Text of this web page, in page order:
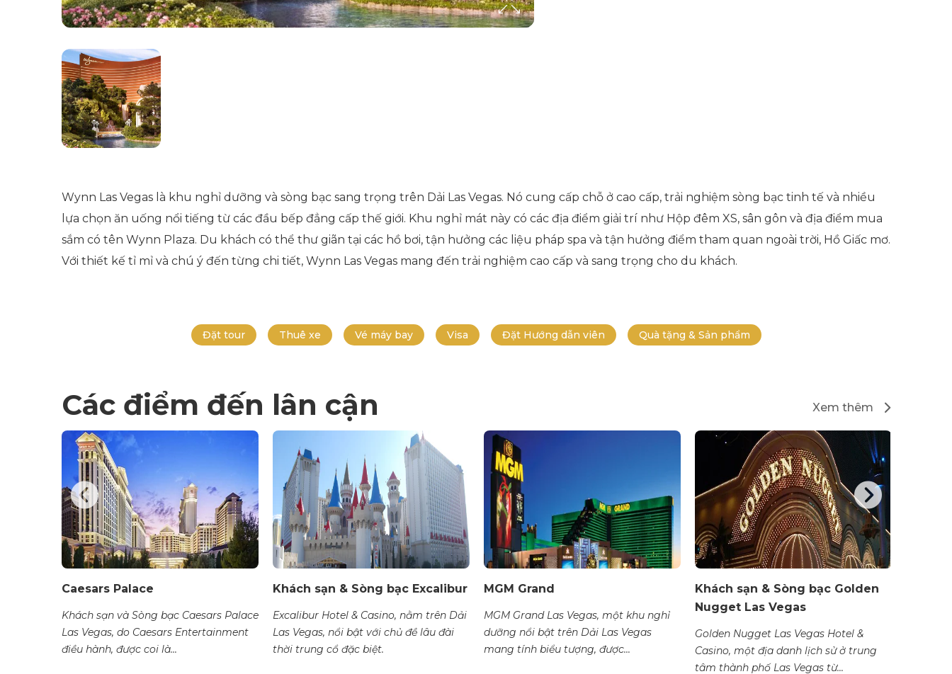
Wynn Las Vegas là khu nghỉ dưỡng và sòng bạc sang trọng trên Dải Las Vegas. Nó cung cấp chỗ ở cao cấp, trải nghiệm sòng bạc tinh tế và nhiều
lựa chọn ăn uống nổi tiếng từ các đầu bếp đẳng cấp thế giới. Khu nghỉ mát này có các địa điểm giải trí như Hộp đêm XS, sân gôn và địa điểm mua
sắm có tên Wynn Plaza. Du khách có thể thư giãn tại các hồ bơi, tận hưởng các liệu pháp spa và tận hưởng điểm tham quan ngoài trời, Hồ Giấc mơ.
Với thiết kế tỉ mỉ và chú ý đến từng chi tiết, Wynn Las Vegas mang đến trải nghiệm cao cấp và sang trọng cho du khách.
Đặt tour Thuê xe Vé máy bay Visa Đặt Hướng dẫn viên Quà tặng & Sản phẩm
Các điểm đến lân cận Xem thêm
Caesars Palace
Khách sạn và Sòng bạc Caesars Palace
Las Vegas, do Caesars Entertainment
điều hành, được coi là...
Khách sạn & Sòng bạc Excalibur
Excalibur Hotel & Casino, nằm trên Dải
Las Vegas, nổi bật với chủ đề lâu đài
thời trung cổ đặc biệt.
MGM Grand
MGM Grand Las Vegas, một khu nghỉ
dưỡng nổi bật trên Dải Las Vegas
mang tính biểu tượng, được...
Khách sạn & Sòng bạc Golden
Nugget Las Vegas
Golden Nugget Las Vegas Hotel &
Casino, một địa danh lịch sử ở trung
tâm thành phố Las Vegas từ...